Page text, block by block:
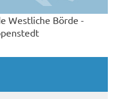
Westliche Börde -